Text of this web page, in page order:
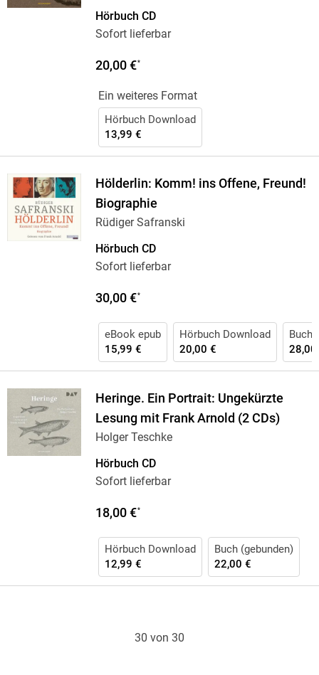
Hörbuch CD
Sofort lieferbar
20,00 €*
Ein weiteres Format
Hörbuch Download
13,99 €
Hölderlin: Komm! ins Offene, Freund!
Biographie
Rüdiger Safranski
Hörbuch CD
Sofort lieferbar
30,00 €*
eBook epub
15,99 €
Hörbuch Download
20,00 €
Buch
28,00
Heringe. Ein Portrait: Ungekürzte
Lesung mit Frank Arnold (2 CDs)
Holger Teschke
Hörbuch CD
Sofort lieferbar
18,00 €*
Hörbuch Download
12,99 €
Buch (gebunden)
22,00 €
30 von 30